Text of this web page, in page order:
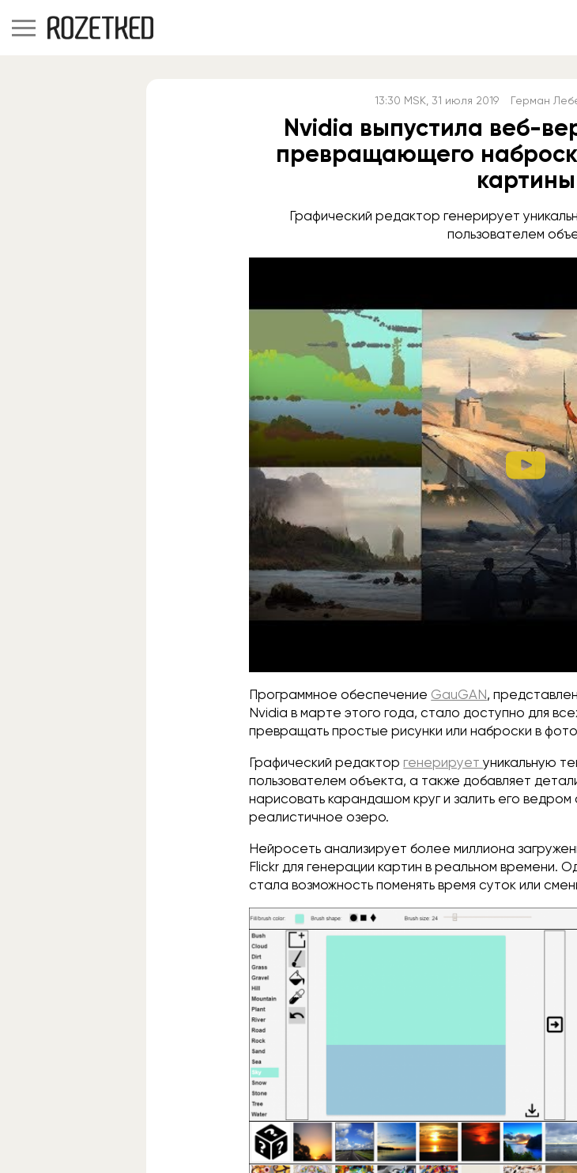
13:30 MSK , 31 июля 2019 Герман
Nvidia выпустила веб-
превращающего
картины
Графический редактор генерирует
пользователем
Программное обеспечение GauGAN,
Nvidia в марте этого года, стало доступно для
превращать простые рисунки или наброски в
Графический редактор генерируетуникальную
пользователем объекта, а также добавляет
нарисовать карандашом круг и залить его
реалистичное озеро.
Нейросеть анализирует более миллиона
Flickr для генерации картин в реальном времени.
стала возможность поменять время суток или